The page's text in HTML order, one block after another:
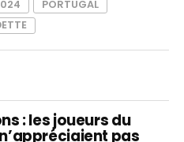
PORTUGAL
: les joueurs du
pas